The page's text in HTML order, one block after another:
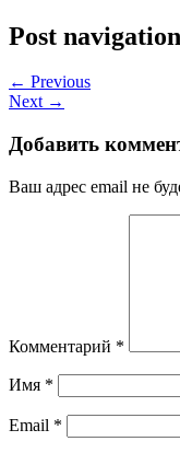
Post navigation
← Previous
Next →
Добавить
Ваш адрес email не
Комментарий *
Имя *
Email *